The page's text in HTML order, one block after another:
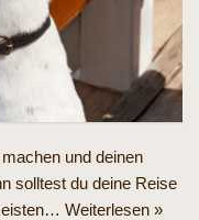
und deinen
solltest du deine Reise
Weiterlesen »